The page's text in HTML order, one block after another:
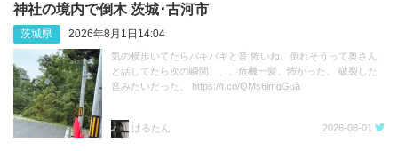
神社の境内で倒木 茨城･古河市
茨城県 2026年8月1日14:04
気の横歩いてたらバキバキと音 怖いね、倒れそうって奥さん
と話してたら次の瞬間、、、危機一髪、怖かった。 破裂した
音みたいだった、 https://t.co/QMs6imgGua
はるたん 2026-08-01